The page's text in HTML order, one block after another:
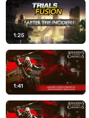
1:25
1:41